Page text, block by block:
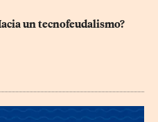
un tecnofeudalismo?